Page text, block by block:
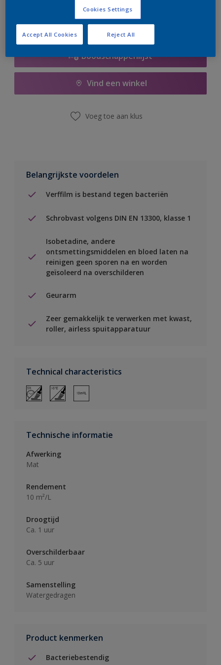
Boodschappenlijst
Vind een winkel
Voeg toe aan klus
Belangrijkste voordelen
Verffilm is bestand tegen bacteriën
Schrobvast volgens DIN EN 13300, klasse 1
Isobetadine, andere
ontsmettingsmiddelen en bloed laten na
reinigen geen sporen na en worden
geïsoleerd na overschilderen
Geurarm
Zeer gemakkelijk te verwerken met kwast,
roller, airless spuitapparatuur
Technical characteristics
Technische informatie
Afwerking
Mat
Rendement
10 m²/L
Droogtijd
Ca. 1 uur
Overschilderbaar
Ca. 5 uur
Samenstelling
Watergedragen
Product kenmerken
Bacteriebestendig
Cookies Settings
Reject All
Accept All Cookies